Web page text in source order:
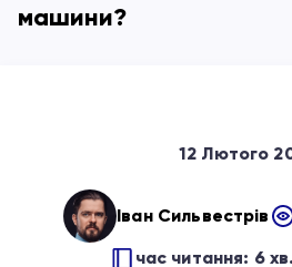
машини?
12 Лютого
Іван Сильвестрів
час читання: 6 хв.